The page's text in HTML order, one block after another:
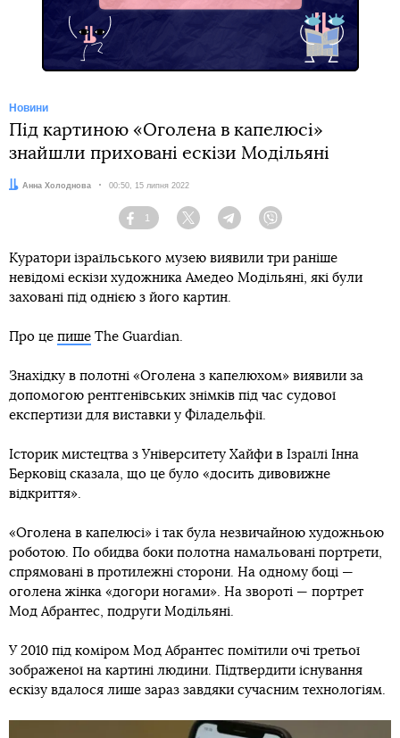
Новини
Під картиною «Оголена в капелюсі»
знайшли приховані ескізи Модільяні
Автор:
Анна Холоднова Дата:
00:50, 15 липня 2022
Facebook
1
Twitter TelegramViber
Куратори ізраїльського музею виявили три раніше
невідомі ескізи художника Амедео Модільяні, які були
заховані під однією з його картин.
Про це пише The Guardian.
Знахідку в полотні «Оголена з капелюхом» виявили за
допомогою рентгенівських знімків під час судової
експертизи для виставки у Філадельфії.
Історик мистецтва з Університету Хайфи в Ізраїлі Інна
Берковіц сказала, що це було «досить дивовижне
відкриття».
«Оголена в капелюсі» і так була незвичайною художньою
роботою. По обидва боки полотна намальовані портрети,
спрямовані в протилежні сторони. На одному боці —
оголена жінка «догори ногами». На звороті — портрет
Мод Абрантес, подруги Модільяні.
У 2010 під коміром Мод Абрантес помітили очі третьої
зображеної на картині людини. Підтвердити існування
ескізу вдалося лише зараз завдяки сучасним технологіям.